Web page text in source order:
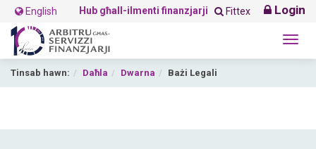
English Hub għall-ilmenti finanzjarji Fittex Login
Tinsab hawn: Daħla Dwarna Bażi Legali